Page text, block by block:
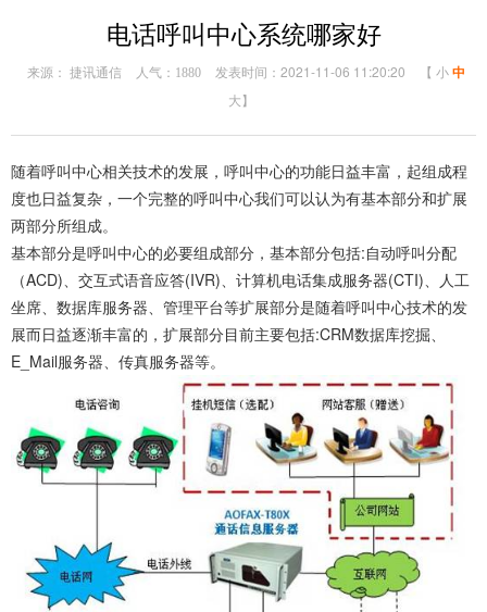
电话呼叫中心系统哪家好
来源： 捷讯通信 人气： 1880 发表时间：2021-11-06 11:20:20 【 小中
大】
随着呼叫中心相关技术的发展，呼叫中心的功能日益丰富，起组成程
度也日益复杂，一个完整的呼叫中心我们可以认为有基本部分和扩展
两部分所组成。
基本部分是呼叫中心的必要组成部分，基本部分包括:自动呼叫分配
（ACD)、交互式语音应答(IVR)、计算机电话集成服务器(CTI)、人工
坐席、数据库服务器、管理平台等扩展部分是随着呼叫中心技术的发
展而日益逐渐丰富的，扩展部分目前主要包括:CRM数据库挖掘、
E_Mail服务器、传真服务器等。